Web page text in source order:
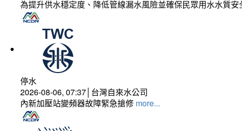
為提升供水穩定度、降低管線漏水風險並確保民眾用水水質
停水
2026-08-06, 07:37│台灣自來水公司
內新加壓站變頻器故障緊急搶修 more...